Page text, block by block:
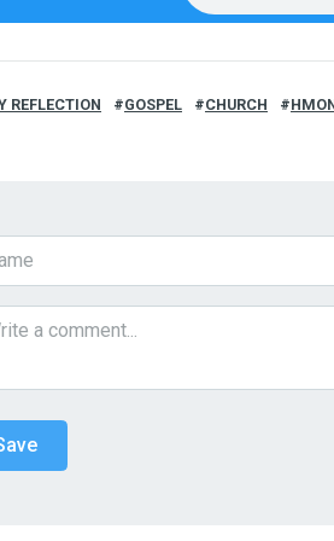
REFLECTION GOSPEL CHURCH